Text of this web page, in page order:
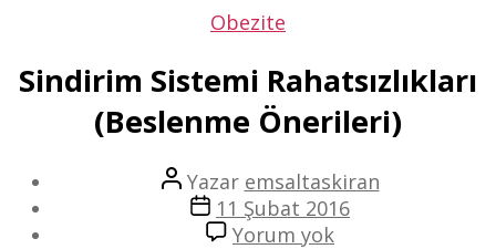
Kategoriler
Obezite
Sindirim Sistemi Rahatsızlıkları
(Beslenme Önerileri)
Yazının
yazarı
Yazar emsaltaskiran
Yazı
tarihi
11 Şubat 2016
Yorum yokSindirim